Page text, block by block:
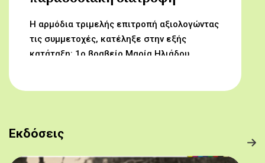
Η αρμόδια τριμελής επιτροπή αξιολογώντας
τις συμμετοχές, κατέληξε στην εξής
κατάταξη: 1ο βραβείο Μαρία Ηλιάδου,
Μαργαρίτα Αντωνίου, Δημοτικό Σχολείο
Βορόκληνης (Το κυπριακό παραδοσιακό
πρόγευμα)
Εκδόσεις